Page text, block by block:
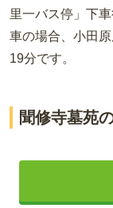
里一バス停」下
車の場合、小田
19分です。
聞修寺墓苑
見晴らしの良
宗教不問・入